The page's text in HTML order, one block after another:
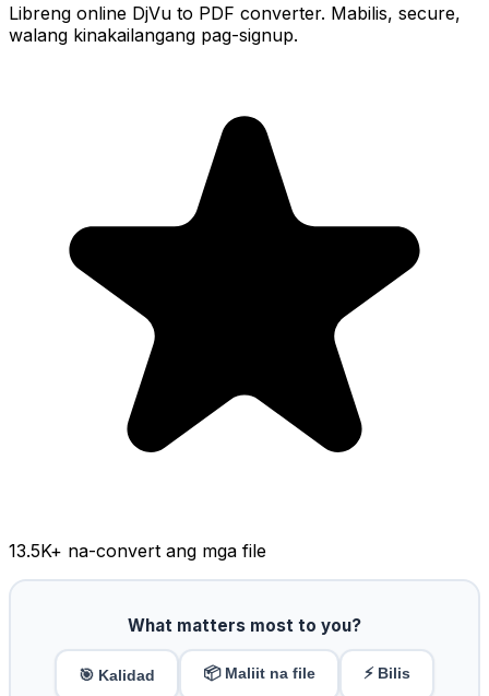
Libreng online DjVu to PDF converter. Mabilis, secure,
walang kinakailangang pag-signup.
13.5K+ na-convert ang mga file
What matters most to you?
🎯 Kalidad 📦 Maliit na file ⚡ Bilis